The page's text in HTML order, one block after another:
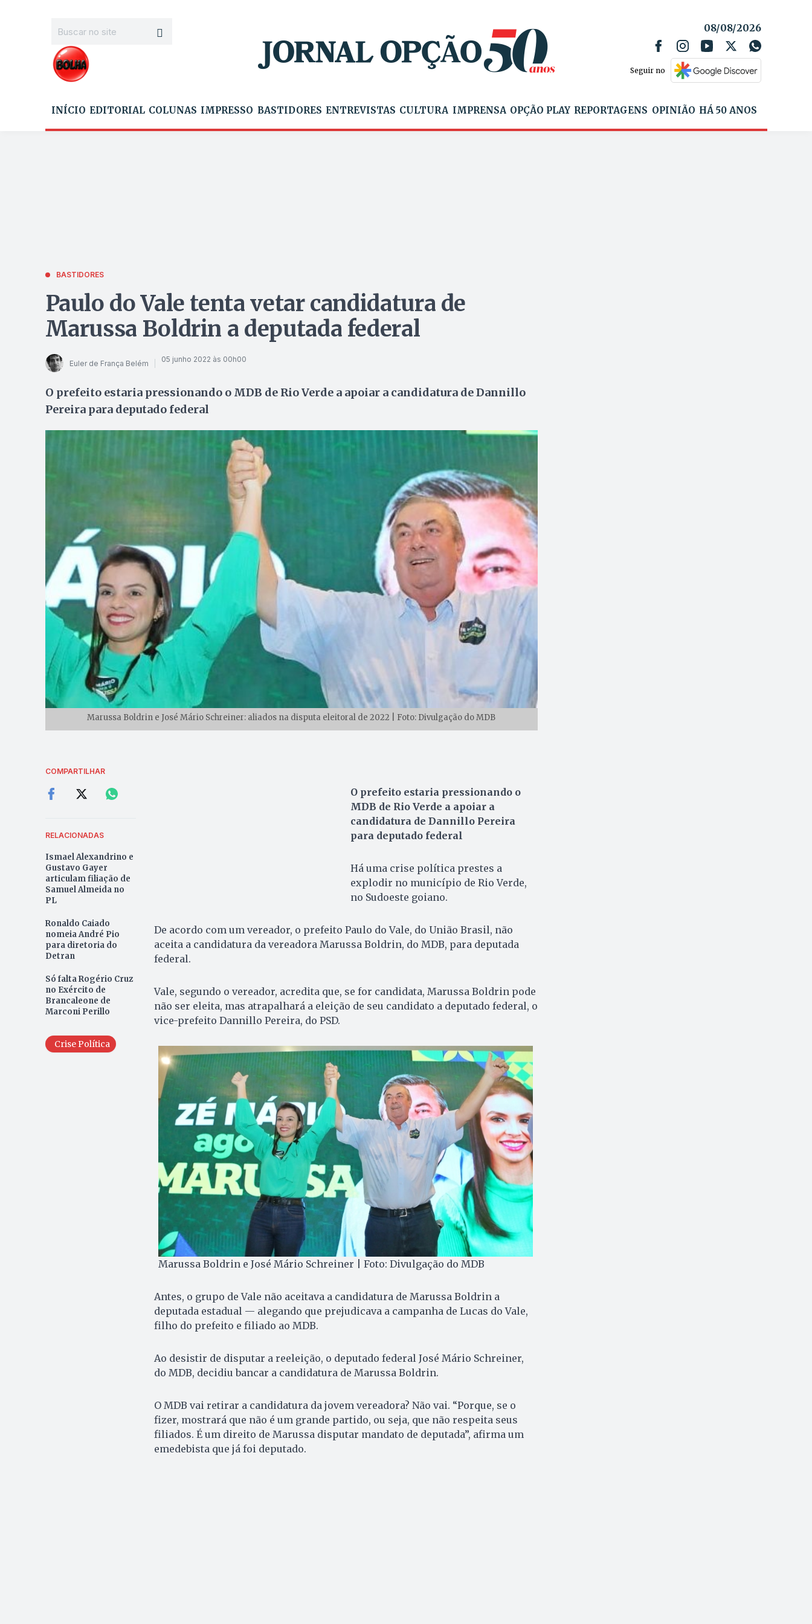
08/08/2026
Seguir no
INÍCIO EDITORIAL COLUNAS IMPRESSO BASTIDORES ENTREVISTAS CULTURA IMPRENSA OPÇÃO PLAY REPORTAGENS OPINIÃO HÁ 50 ANOS
BASTIDORES
Paulo do Vale tenta vetar candidatura de
Marussa Boldrin a deputada federal
Euler de França Belém 05 junho 2022 às 00h00
O prefeito estaria pressionando o MDB de Rio Verde a apoiar a candidatura de Dannillo
Pereira para deputado federal
Marussa Boldrin e José Mário Schreiner: aliados na disputa eleitoral de 2022 | Foto: Divulgação do MDB
COMPARTILHAR
RELACIONADAS
Ismael Alexandrino e
Gustavo Gayer
articulam filiação de
Samuel Almeida no
PL
Ronaldo Caiado
nomeia André Pio
para diretoria do
Detran
Só falta Rogério Cruz
no Exército de
Brancaleone de
Marconi Perillo
Crise Política
O prefeito estaria pressionando o
MDB de Rio Verde a apoiar a
candidatura de Dannillo Pereira
para deputado federal
Há uma crise política prestes a
explodir no município de Rio Verde,
no Sudoeste goiano.
De acordo com um vereador, o prefeito Paulo do Vale, do União Brasil, não
aceita a candidatura da vereadora Marussa Boldrin, do MDB, para deputada
federal.
Vale, segundo o vereador, acredita que, se for candidata, Marussa Boldrin pode
não ser eleita, mas atrapalhará a eleição de seu candidato a deputado federal, o
vice-prefeito Dannillo Pereira, do PSD.
Marussa Boldrin e José Mário Schreiner | Foto: Divulgação do MDB
Antes, o grupo de Vale não aceitava a candidatura de Marussa Boldrin a
deputada estadual — alegando que prejudicava a campanha de Lucas do Vale,
filho do prefeito e filiado ao MDB.
Ao desistir de disputar a reeleição, o deputado federal José Mário Schreiner,
do MDB, decidiu bancar a candidatura de Marussa Boldrin.
O MDB vai retirar a candidatura da jovem vereadora? Não vai. “Porque, se o
fizer, mostrará que não é um grande partido, ou seja, que não respeita seus
filiados. É um direito de Marussa disputar mandato de deputada”, afirma um
emedebista que já foi deputado.